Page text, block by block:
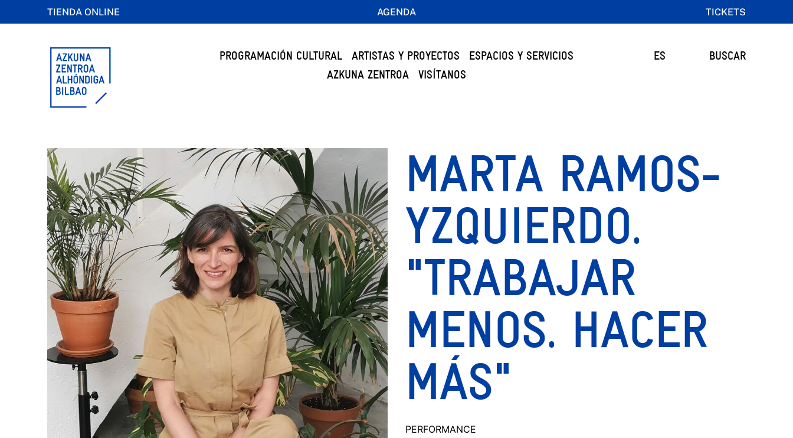
TIENDA ONLINE AGENDA TICKETS
PROGRAMACIÓN CULTURAL ARTISTAS Y PROYECTOS
ESPACIOS Y SERVICIOS
AZKUNA ZENTROA
VISÍTANOS
ES BUSCAR
MARTA RAMOS-
YZQUIERDO.
"TRABAJAR
MENOS. HACER
MÁS"
PERFORMANCE